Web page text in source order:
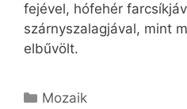
fejével, hófehér
szárnyszalagjával, mint
elbűvölt.
Kategória
Mozaik